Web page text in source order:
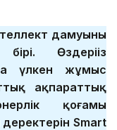
дамуының
бірі. Өздеріңіз
үлкен жұмыс
ақпараттық
қоғамы
Smart